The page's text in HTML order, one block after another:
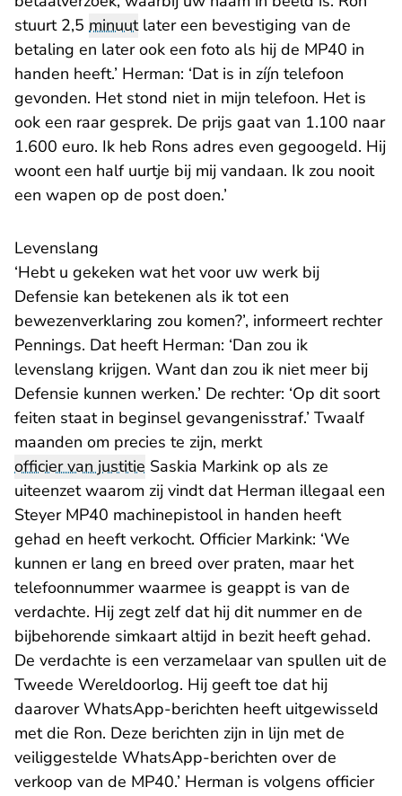
stuurt 2,5 minuutlater een bevestiging van de
betaling en later ook een foto als hij de MP40 in
handen heeft.’ Herman: ‘Dat is in zíjn telefoon
gevonden. Het stond niet in mijn telefoon. Het is
ook een raar gesprek. De prijs gaat van 1.100 naar
1.600 euro. Ik heb Rons adres even gegoogeld. Hij
woont een half uurtje bij mij vandaan. Ik zou nooit
een wapen op de post doen.’
Levenslang
‘Hebt u gekeken wat het voor uw werk bij
Defensie kan betekenen als ik tot een
bewezenverklaring zou komen?’, informeert rechter
Pennings. Dat heeft Herman: ‘Dan zou ik
levenslang krijgen. Want dan zou ik niet meer bij
Defensie kunnen werken.’ De rechter: ‘Op dit soort
feiten staat in beginsel gevangenisstraf.’ Twaalf
maanden om precies te zijn, merkt
officier van justitie Saskia Markink op als ze
uiteenzet waarom zij vindt dat Herman illegaal een
Steyer MP40 machinepistool in handen heeft
gehad en heeft verkocht. Officier Markink: ‘We
kunnen er lang en breed over praten, maar het
telefoonnummer waarmee is geappt is van de
verdachte. Hij zegt zelf dat hij dit nummer en de
bijbehorende simkaart altijd in bezit heeft gehad.
De verdachte is een verzamelaar van spullen uit de
Tweede Wereldoorlog. Hij geeft toe dat hij
daarover WhatsApp-berichten heeft uitgewisseld
met die Ron. Deze berichten zijn in lijn met de
veiliggestelde WhatsApp-berichten over de
verkoop van de MP40.’ Herman is volgens officier